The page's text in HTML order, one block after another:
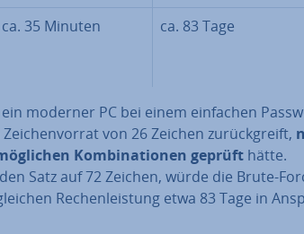
ca. 35 Minuten ca. 83 Tage
moderner PC bei einem einfachen
von 26 Zeichen zu­rück­greift,
Kom­bi­na­tio­nen geprüft hätte.
Satz auf 72 Zeichen, würde die Brute-
Re­chen­leis­tung etwa 83 Tage in